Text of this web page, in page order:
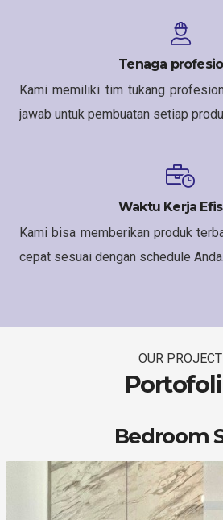
Tenaga
Kami memiliki tim tukang
jawab untuk pembuatan setiap
Waktu Kerja
Kami bisa memberikan produk
cepat sesuai dengan schedule Anda.
OUR PROJECT
Bedroom